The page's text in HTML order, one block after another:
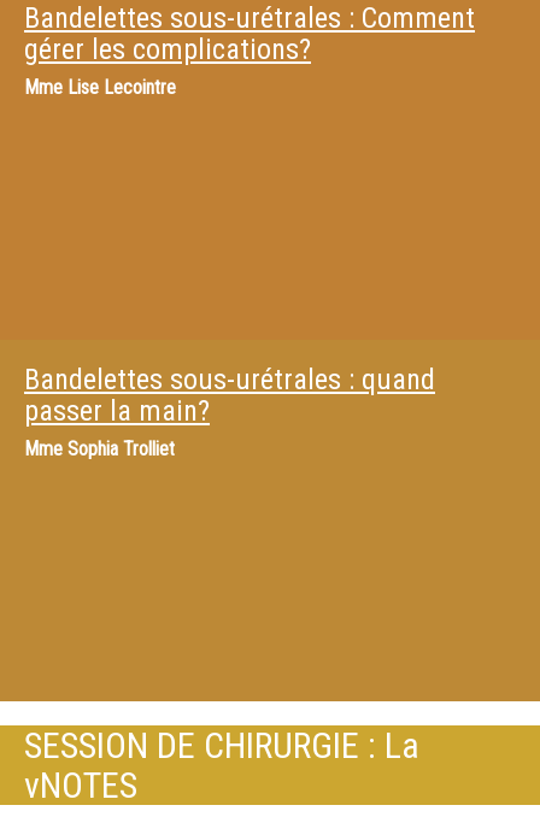
Bandelettes sous-urétrales : Comment
gérer les complications?
Mme Lise Lecointre
Bandelettes sous-urétrales : quand
passer la main?
Mme Sophia Trolliet
SESSION DE CHIRURGIE : La
vNOTES